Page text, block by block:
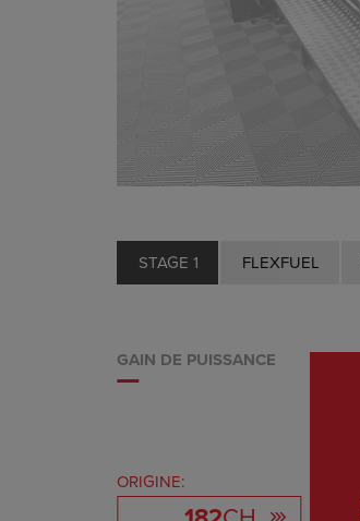
STAGE 1 FLEXFUEL
GAIN DE PUISSANCE
ORIGINE: